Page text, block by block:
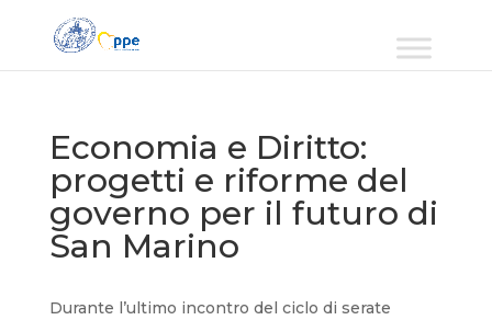
Economia e Diritto:
progetti e riforme del
governo per il futuro di
San Marino
Durante l’ultimo incontro del ciclo di serate